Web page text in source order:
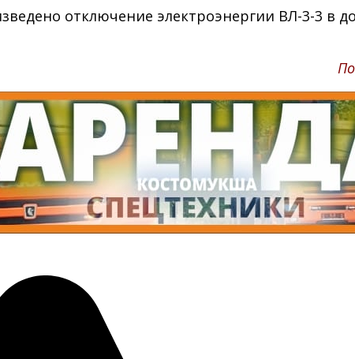
отключение электроэнергии ВЛ-3-3 в